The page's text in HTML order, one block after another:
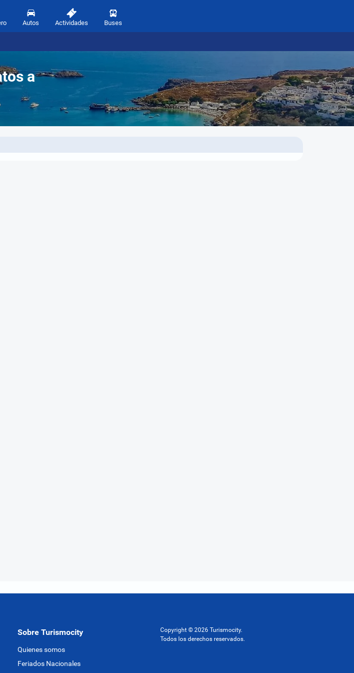
Autos Actividades Buses
a
Sobre Turismocity
Quienes somos
Feriados Nacionales
Copyright © 2026 Turismocity.
Todos los derechos reservados.